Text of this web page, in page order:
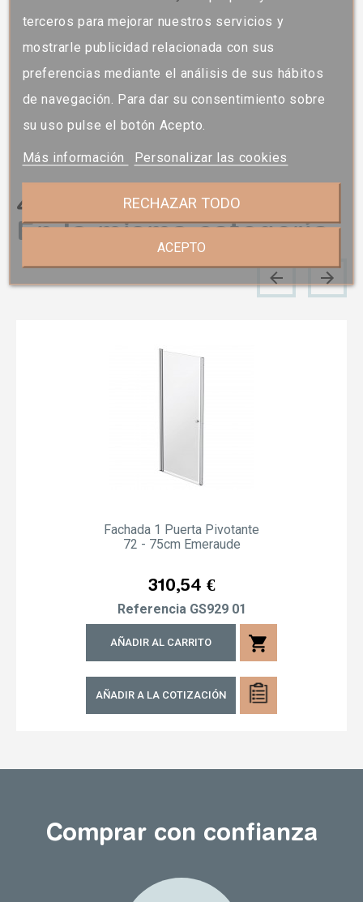
terceros para mejorar nuestros servicios y
mostrarle publicidad relacionada con sus
preferencias mediante el análisis de sus hábitos
de navegación. Para dar su consentimiento sobre
su uso pulse el botón Acepto.
Más información Personalizar las cookies
RECHAZAR TODO
ACEPTO
4 otros productos
En la misma categoría
Fachada 1 Puerta Pivotante
72 - 75cm Emeraude
Precio
310,54 €
Referencia GS929 01
AÑADIR AL CARRITO shopping_cart
AÑADIR A LA COTIZACIÓN
Comprar con confianza